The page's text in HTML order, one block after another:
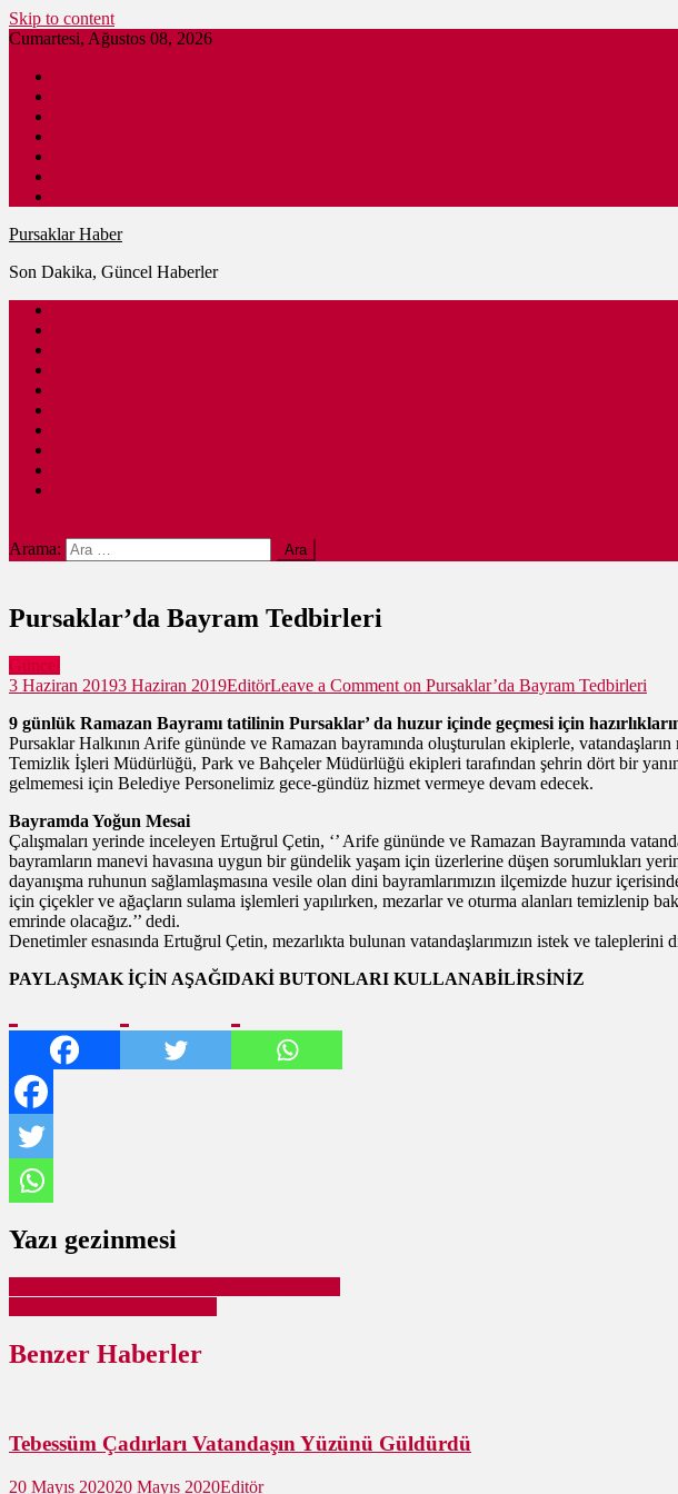
Skip to content
Cumartesi, Ağustos 08, 2026
Pursaklar Haber
Son Dakika, Güncel Haberler
Arama:
Pursaklar’da Bayram Tedbirleri
Güncel
3 Haziran 20193 Haziran 2019EditörLeave a Comment on Pursaklar’da Bayram Tedbirleri
9 günlük Ramazan Bayramı tatilinin Pursaklar’ da huzur içinde geçmesi için
Pursaklar Halkının Arife gününde ve Ramazan bayramında oluşturulan ekiplerle,
Temizlik İşleri Müdürlüğü, Park ve Bahçeler Müdürlüğü ekipleri tarafından şehrin dört bir
gelmemesi için Belediye Personelimiz gece-gündüz hizmet vermeye devam edecek.
Bayramda Yoğun Mesai
Çalışmaları yerinde inceleyen Ertuğrul Çetin, ‘’ Arife gününde ve Ramazan Bayramında
bayramların manevi havasına uygun bir gündelik yaşam için üzerlerine düşen sorumlukları
dayanışma ruhunun sağlamlaşmasına vesile olan dini bayramlarımızın ilçemizde huzur
için çiçekler ve ağaçların sulama işlemleri yapılırken, mezarlar ve oturma alanları temizlenip
emrinde olacağız.’’ dedi.
Denetimler esnasında Ertuğrul Çetin, mezarlıkta bulunan vatandaşlarımızın istek ve taleplerini
PAYLAŞMAK İÇİN AŞAĞIDAKİ BUTONLARI KULLANABİLİRSİNİZ
Yazı gezinmesi
Benzer Haberler
Tebessüm Çadırları Vatandaşın Yüzünü Güldürdü
20 Mayıs 202020 Mayıs 2020Editör